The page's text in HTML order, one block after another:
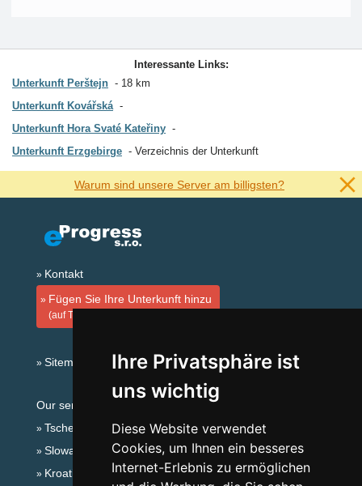
Ihre Privatsphäre ist
uns wichtig
Diese Website verwendet
Cookies, um Ihnen ein besseres
Internet-Erlebnis zu ermöglichen
Interessante Links:
Unterkunft Perštejn
18 km
Unterkunft Kovářská
Unterkunft Hora Svaté Kateřiny
Unterkunft Erzgebirge
Verzeichnis der Unterkunft
Warum sind unsere Server am billigsten?
Kontakt
Fügen Sie Ihre Unterkunft hinzu
(auf Tschechisch)
Sitemap
Our servers:
Tschechische Gebirge
Slowakische Gebirge
Kroatien